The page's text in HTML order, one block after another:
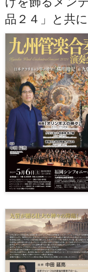
品２４」と共